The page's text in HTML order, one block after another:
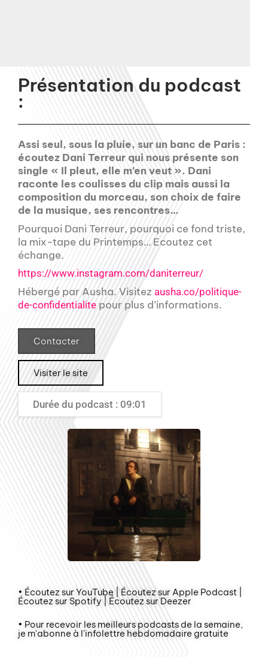
Présentation du podcast
:
Assi seul, sous la pluie, sur un banc de Paris :
écoutez Dani Terreur qui nous présente son
single « Il pleut, elle m’en veut ». Dani
raconte les coulisses du clip mais aussi la
composition du morceau, son choix de faire
de la musique, ses rencontres…
Pourquoi Dani Terreur, pourquoi ce fond triste,
la mix-tape du Printemps… Ecoutez cet
échange.
https://www.instagram.com/daniterreur/
Hébergé par Ausha. Visitez ausha.co/politique-
de-confidentialite pour plus d’informations.
Contacter
Visiter le site
Durée du podcast : 09:01
• Écoutez sur YouTube | Écoutez sur Apple Podcast |
Écoutez sur Spotify | Écoutez sur Deezer
• Pour recevoir les meilleurs podcasts de la semaine,
je m'abonne à l'infolettre hebdomadaire gratuite